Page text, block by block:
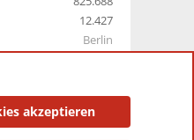
12.427
Berlin
Impressum
akzeptieren